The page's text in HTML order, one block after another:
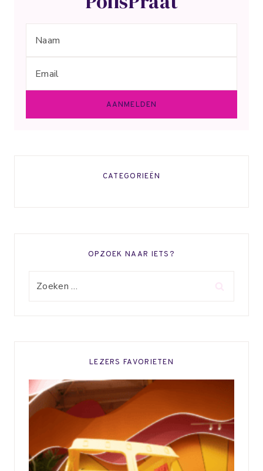
CATEGORIEËN
OPZOEK NAAR IETS?
LEZERS FAVORIETEN